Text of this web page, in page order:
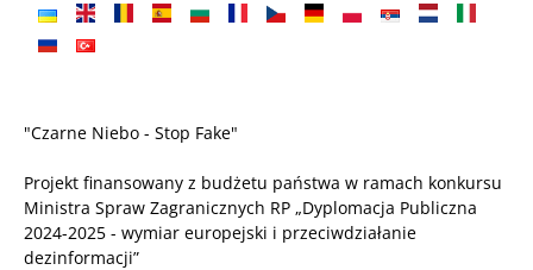
"Czarne Niebo - Stop Fake"
Projekt finansowany z budżetu państwa w ramach konkursu
Ministra Spraw Zagranicznych RP „Dyplomacja Publiczna
2024-2025 - wymiar europejski i przeciwdziałanie
dezinformacji”